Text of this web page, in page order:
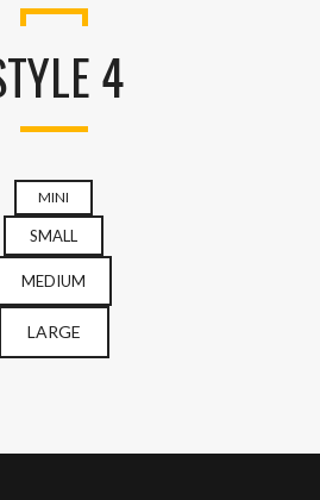
4
MINI
SMALL
MEDIUM
LARGE